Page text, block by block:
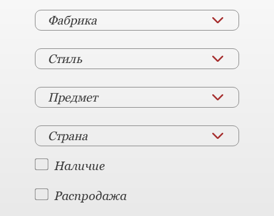
Фабрика
Стиль
Предмет
Страна
Наличие
Распродажа